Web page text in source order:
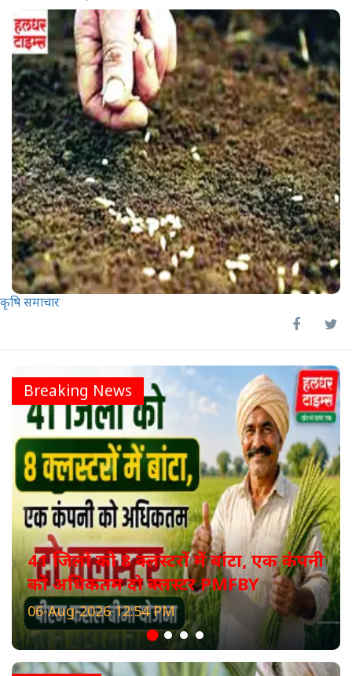
कृषि समाचार
Breaking News
41 जिलों को 8 क्लस्टरों में बांटा, एक कंपनी
को अधिकतम दो क्लस्टर PMFBY
06-Aug-2026 12:54 PM